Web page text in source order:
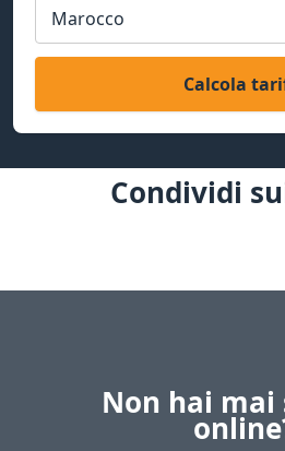
Marocco
Calcola
Condividi
Non hai mai